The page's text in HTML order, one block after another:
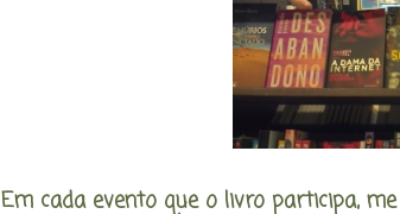
Em cada evento que o livro participa,